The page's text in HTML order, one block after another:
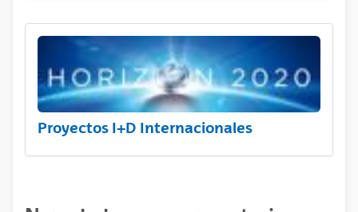
Proyectos I+D Internacionales